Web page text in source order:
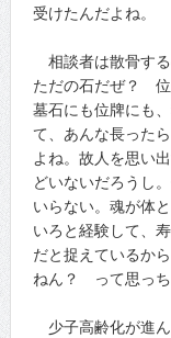
受けたんだよね。
相談者は散骨す
ただの石だぜ？ 位
墓石にも位牌にも
て、あんな長った
よね。故人を思い
どいないだろうし
いらない。魂が体
いろと経験して、
だと捉えているか
ねん？ って思っち
少子高齢化が進